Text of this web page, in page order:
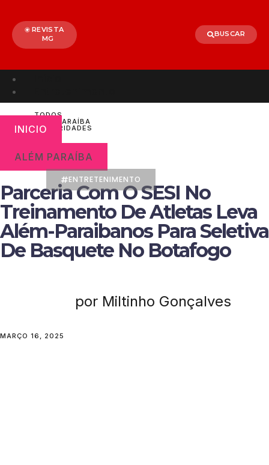
REVISTA
MG
BUSCAR
TODOS
ALÉM PARAÍBA
CELEBRIDADES
BRASIL
ENTRETENIMENTO
INICIO
ALÉM PARAÍBA
Parceria Com O SESI No
Treinamento De Atletas Leva
Além-Paraibanos Para Seletiva
De Basquete No Botafogo
por Miltinho Gonçalves
MARÇO 16, 2025